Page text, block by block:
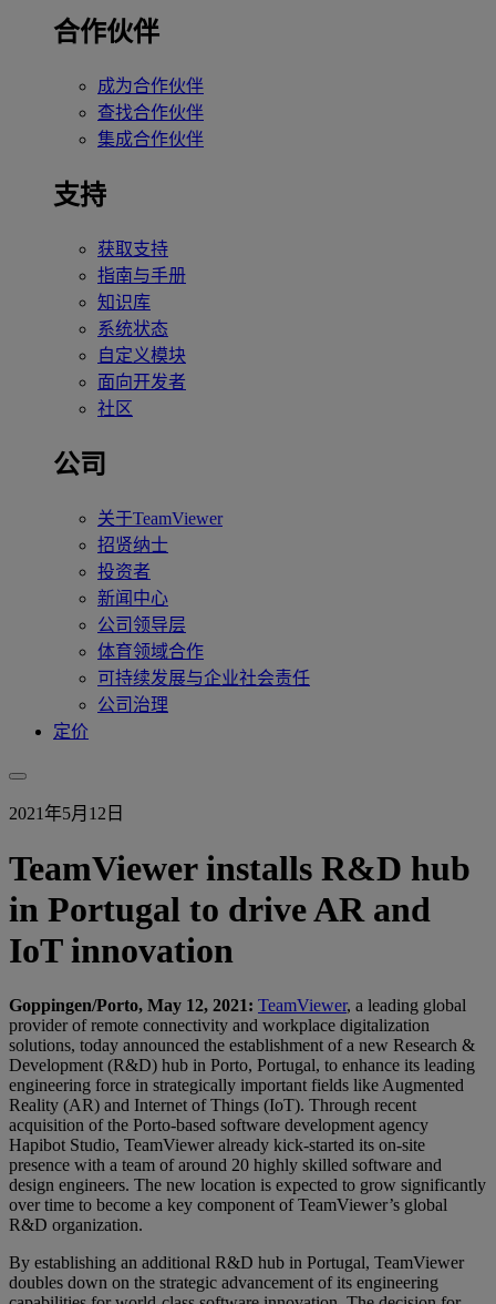
合作伙伴
成为合作伙伴
查找合作伙伴
集成合作伙伴
支持
获取支持
指南与手册
知识库
系统状态
自定义模块
面向开发者
社区
公司
关于TeamViewer
招贤纳士
投资者
新闻中心
公司领导层
体育领域合作
可持续发展与企业社会责任
公司治理
定价
2021年5月12日
TeamViewer installs R&D hub
in Portugal to drive AR and
IoT innovation
Goppingen/Porto, May 12, 2021: TeamViewer, a leading global
provider of remote connectivity and workplace digitalization
solutions, today announced the establishment of a new Research &
Development (R&D) hub in Porto, Portugal, to enhance its leading
engineering force in strategically important fields like Augmented
Reality (AR) and Internet of Things (IoT). Through recent
acquisition of the Porto-based software development agency
Hapibot Studio, TeamViewer already kick-started its on-site
presence with a team of around 20 highly skilled software and
design engineers. The new location is expected to grow significantly
over time to become a key component of TeamViewer’s global
R&D organization.
By establishing an additional R&D hub in Portugal, TeamViewer
doubles down on the strategic advancement of its engineering